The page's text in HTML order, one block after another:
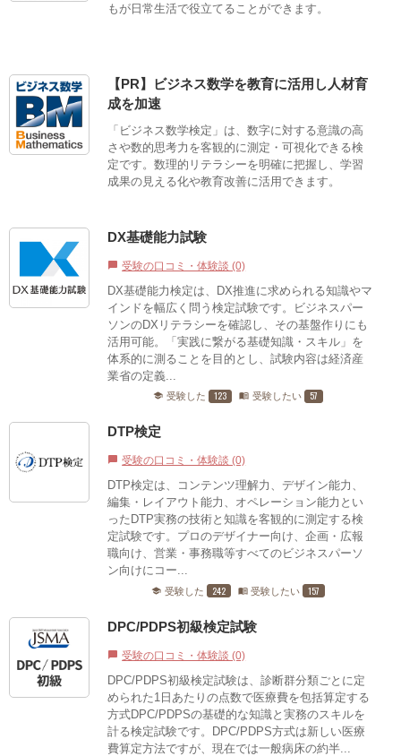
もが日常生活で役立てることができます。
【PR】ビジネス数学を教育に活用し人材育
成を加速
「ビジネス数学検定」は、数字に対する意識の高
さや数的思考力を客観的に測定・可視化できる検
定です。数理的リテラシーを明確に把握し、学習
成果の見える化や教育改善に活用できます。
DX基礎能力試験
chat_bubble 受験の口コミ・体験談 (0)
DX基礎能力検定は、DX推進に求められる知識やマ
インドを幅広く問う検定試験です。ビジネスパー
ソンのDXリテラシーを確認し、その基盤作りにも
活用可能。「実践に繋がる基礎知識・スキル」を
体系的に測ることを目的とし、試験内容は経済産
業省の定義...
school 受験した 123 menu_book 受験したい 57
DTP検定
chat_bubble 受験の口コミ・体験談 (0)
DTP検定は、コンテンツ理解力、デザイン能力、
編集・レイアウト能力、オペレーション能力とい
ったDTP実務の技術と知識を客観的に測定する検
定試験です。プロのデザイナー向け、企画・広報
職向け、営業・事務職等すべてのビジネスパーソ
ン向けにコー...
school 受験した 242 menu_book 受験したい 157
DPC/PDPS初級検定試験
chat_bubble 受験の口コミ・体験談 (0)
DPC/PDPS初級検定試験は、診断群分類ごとに定
められた1日あたりの点数で医療費を包括算定する
方式DPC/PDPSの基礎的な知識と実務のスキルを
計る検定試験です。DPC/PDPS方式は新しい医療
費算定方法ですが、現在では一般病床の約半...